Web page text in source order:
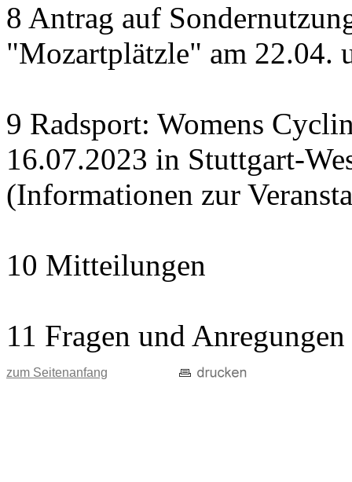
8 Antrag auf
"Mozartplätzle" am 22.04.
9 Radsport: Womens
16.07.2023 in Stuttgart-
(Informationen zur
10 Mitteilungen
11 Fragen und Anregungen
zum Seitenanfang